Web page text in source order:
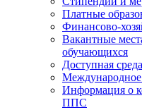
Платные
Финансово-
Вакантные
обучающихся
Доступная среда
Международное
Информация о
ППС